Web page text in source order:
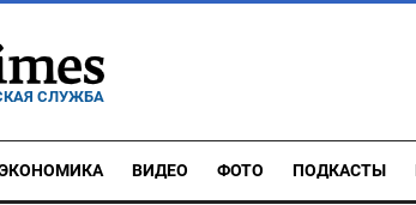
СЛУЖБА
ВИДЕО ФОТО ПОДКАСТЫ